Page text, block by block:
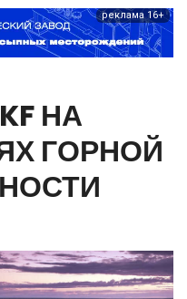
реклама 16+
НА
ГОРНОЙ